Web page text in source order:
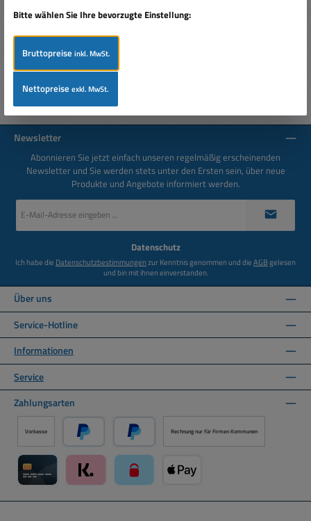
Bewertungen
Newsletter
Abonnieren Sie jetzt einfach unseren regelmäßig erscheinenden
Newsletter und Sie werden stets unter den Ersten sein, über neue
Produkte und Angebote informiert werden.
Mail-
Datenschutz
Ich habe die Datenschutzbestimmungenzur Kenntnis genommen und dieAGBgelesen
und bin mit ihnen einverstanden.
Über uns
Service-Hotline
Informationen
Service
Zahlungsarten
Vorkasse
PayPal Später Bezahlen über PayPal
Rechnung nur für Firmen Kommunen
Bitte wählen Sie Ihre bevorzugte Einstellung:
Bruttopreiseinkl. MwSt.
Nettopreiseexkl. MwSt.